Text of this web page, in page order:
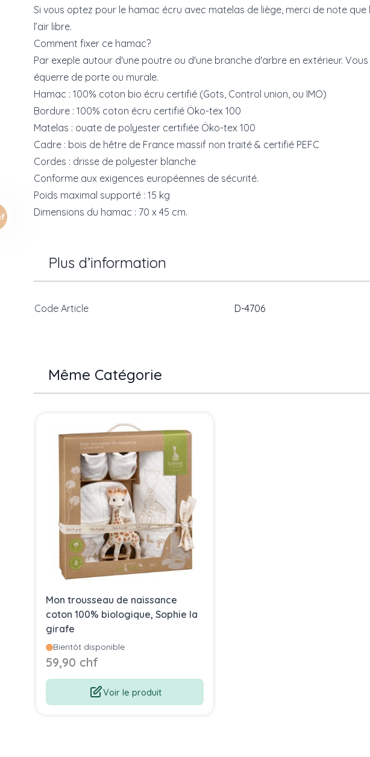
Si vous optez pour le hamac écru avec matelas de liège, merci de note que
l’air libre.
Comment fixer ce hamac?
Par exeple autour d'une poutre ou d'une branche d'arbre en extérieur.
équerre de porte ou murale.
Hamac : 100% coton bio écru certifié (Gots, Control union, ou IMO)
Bordure : 100% coton écru certifié Öko-tex 100
Matelas : ouate de polyester certifiée Öko-tex 100
Cadre : bois de hêtre de France massif non traité & certifié PEFC
Cordes : drisse de polyester blanche
Conforme aux exigences européennes de sécurité.
Poids maximal supporté : 15 kg
Dimensions du hamac : 70 x 45 cm.
Plus d’information
Code Article D-4706
Même Catégorie
Mon trousseau de naissance
coton 100% biologique, Sophie la
girafe
Bientôt disponible
59,90 chf
Voir le produit